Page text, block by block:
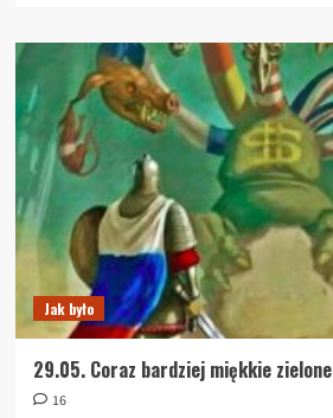
o
20.06.
Pogromcy
mitów
cz.
6
Jak było
29.05. Coraz bardziej miękkie zielone
16